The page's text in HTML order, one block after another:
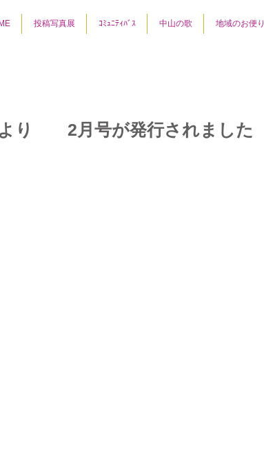
投稿写真展 ｺﾐｭﾆﾃｨﾊﾞｽ 中山の歌 地域のお便り
り 2月号が発行されました